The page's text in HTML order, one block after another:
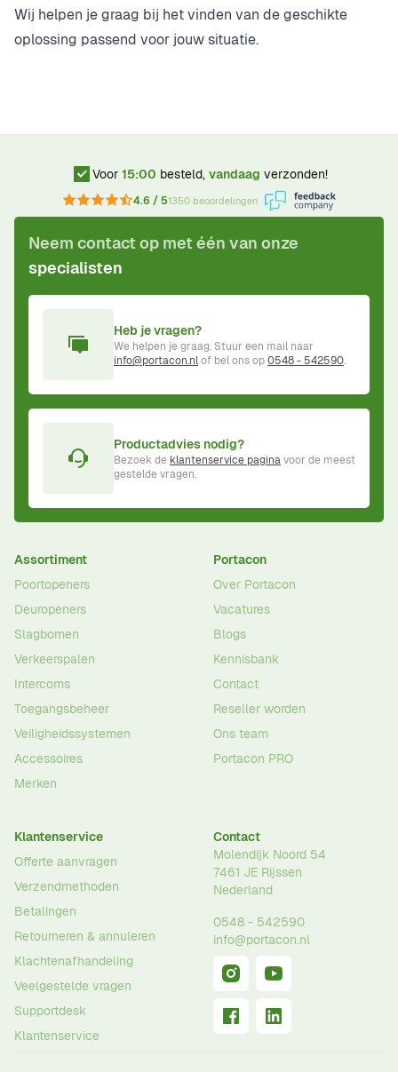
Wij helpen je graag bij het vinden van de geschikte
oplossing passend voor jouw situatie.
Voor 15:00 besteld, vandaag verzonden!
4.6 / 51350 beoordelingen
Neem contact op met één van onze
specialisten
Heb je vragen?
We helpen je graag. Stuur een mail naar
info@portacon.nlof bel ons op0548 - 542590.
Productadvies nodig?
Bezoek de klantenservice paginavoor de meest
gestelde vragen.
Assortiment
Poortopeners
Deuropeners
Slagbomen
Verkeerspalen
Intercoms
Toegangsbeheer
Veiligheidssystemen
Accessoires
Merken
Portacon
Over Portacon
Vacatures
Blogs
Kennisbank
Contact
Reseller worden
Ons team
Portacon PRO
Klantenservice
Offerte aanvragen
Verzendmethoden
Betalingen
Retourneren & annuleren
Klachtenafhandeling
Veelgestelde vragen
Supportdesk
Klantenservice
Contact
Molendijk Noord 54
7461 JE Rijssen
Nederland
0548 - 542590
info@portacon.nl